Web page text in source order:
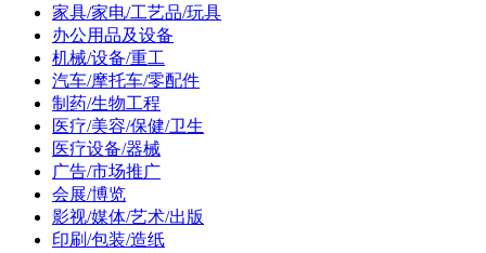
家具/家电/工艺品/玩具
办公用品及设备
机械/设备/重工
汽车/摩托车/零配件
制药/生物工程
医疗/美容/保健/卫生
医疗设备/器械
广告/市场推广
会展/博览
影视/媒体/艺术/出版
印刷/包装/造纸